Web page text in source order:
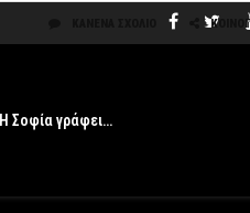
Η Σοφία γράφει…